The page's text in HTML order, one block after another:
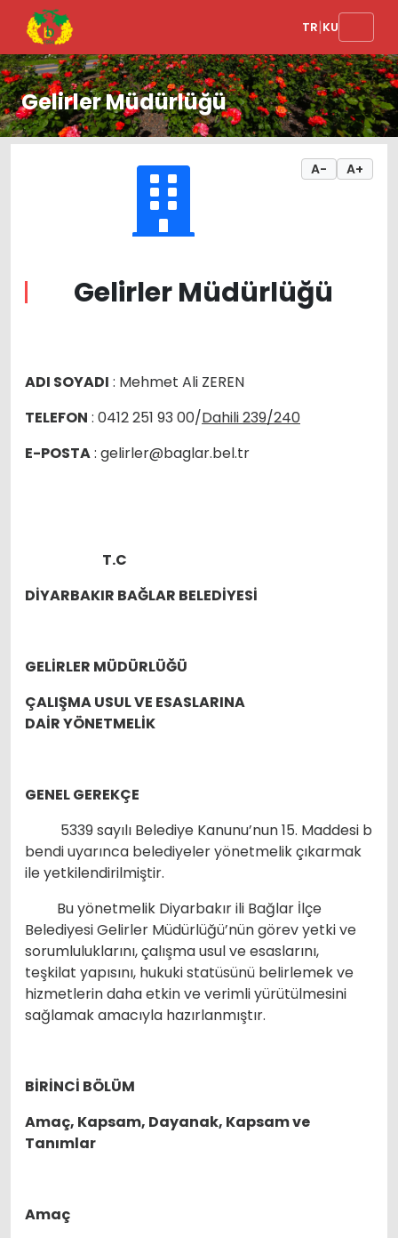
TR|KU
Gelirler Müdürlüğü
A- A+
Gelirler Müdürlüğü
ADI SOYADI : Mehmet Ali ZEREN
TELEFON : 0412 251 93 00/Dahili 239/240
E-POSTA: gelirler@baglar.bel.tr
T.C
DİYARBAKIR BAĞLAR BELEDİYESİ
GELİRLER MÜDÜRLÜĞÜ
ÇALIŞMA USUL VE ESASLARINA
DAİR YÖNETMELİK
GENEL GEREKÇE
5339 sayılı Belediye Kanunu’nun 15. Maddesi b
bendi uyarınca belediyeler yönetmelik çıkarmak
ile yetkilendirilmiştir.
Bu yönetmelik Diyarbakır ili Bağlar İlçe
Belediyesi Gelirler Müdürlüğü’nün görev yetki ve
sorumluluklarını, çalışma usul ve esaslarını,
teşkilat yapısını, hukuki statüsünü belirlemek ve
hizmetlerin daha etkin ve verimli yürütülmesini
sağlamak amacıyla hazırlanmıştır.
BİRİNCİ BÖLÜM
Amaç, Kapsam, Dayanak, Kapsam ve
Tanımlar
Amaç